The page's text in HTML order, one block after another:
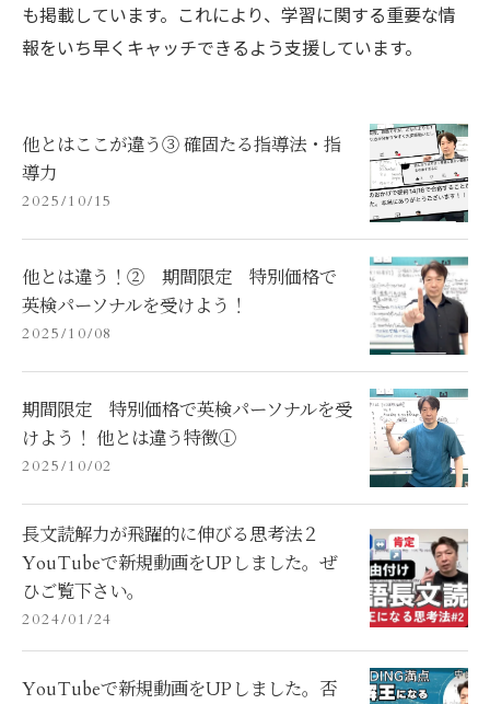
も掲載しています。これにより、学習に関する重要な情
報をいち早くキャッチできるよう支援しています。
他とはここが違う③ 確固たる指導法・指
導力
2025/10/15
他とは違う！② 期間限定 特別価格で
英検パーソナルを受けよう！
2025/10/08
期間限定 特別価格で英検パーソナルを受
けよう！ 他とは違う特徴①
2025/10/02
長文読解力が飛躍的に伸びる思考法２
YouTubeで新規動画をUPしました。ぜ
ひご覧下さい。
2024/01/24
YouTubeで新規動画をUPしました。否